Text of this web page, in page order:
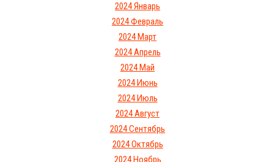
2024 Январь
2024 Февраль
2024 Март
2024 Апрель
2024 Май
2024 Июнь
2024 Июль
2024 Август
2024 Сентябрь
2024 Октябрь
2024 Ноябрь